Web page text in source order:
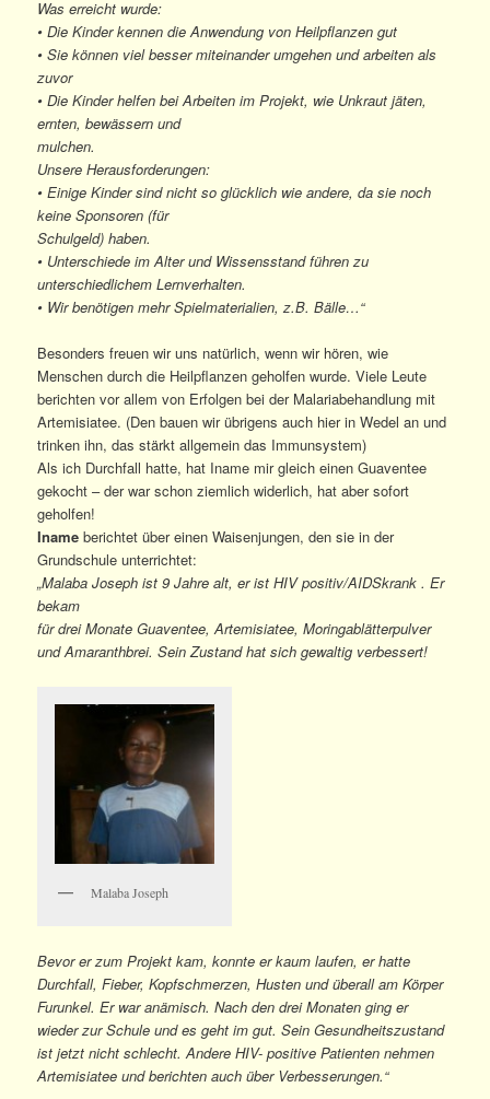
Was erreicht wurde:
• Die Kinder kennen die Anwendung von Heilpflanzen gut
• Sie können viel besser miteinander umgehen und arbeiten als
zuvor
• Die Kinder helfen bei Arbeiten im Projekt, wie Unkraut jäten,
ernten, bewässern und
mulchen.
Unsere Herausforderungen:
• Einige Kinder sind nicht so glücklich wie andere, da sie noch
keine Sponsoren (für
Schulgeld) haben.
• Unterschiede im Alter und Wissensstand führen zu
unterschiedlichem Lernverhalten.
• Wir benötigen mehr Spielmaterialien, z.B. Bälle…“
Besonders freuen wir uns natürlich, wenn wir hören, wie
Menschen durch die Heilpflanzen geholfen wurde. Viele Leute
berichten vor allem von Erfolgen bei der Malariabehandlung mit
Artemisiatee. (Den bauen wir übrigens auch hier in Wedel an und
trinken ihn, das stärkt allgemein das Immunsystem)
Als ich Durchfall hatte, hat Iname mir gleich einen Guaventee
gekocht – der war schon ziemlich widerlich, hat aber sofort
geholfen!
Iname berichtet über einen Waisenjungen, den sie in der
Grundschule unterrichtet:
„Malaba Joseph ist 9 Jahre alt, er ist HIV positiv/AIDSkrank . Er
bekam
für drei Monate Guaventee, Artemisiatee, Moringablätterpulver
und Amaranthbrei. Sein Zustand hat sich gewaltig verbessert!
Malaba Joseph
Bevor er zum Projekt kam, konnte er kaum laufen, er hatte
Durchfall, Fieber, Kopfschmerzen, Husten und überall am Körper
Furunkel. Er war anämisch. Nach den drei Monaten ging er
wieder zur Schule und es geht im gut. Sein Gesundheitszustand
ist jetzt nicht schlecht. Andere HIV- positive Patienten nehmen
Artemisiatee und berichten auch über Verbesserungen.“